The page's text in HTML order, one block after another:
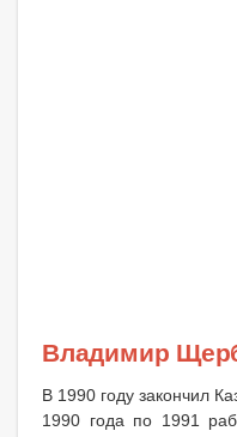
Владимир
В 1990 году закончил
1990 года по 1991